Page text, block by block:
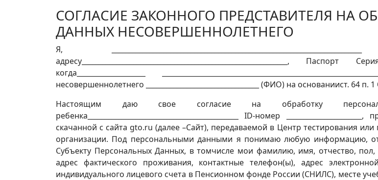
СОГЛАСИЕ ЗАКОННОГО ПРЕДСТАВИТЕЛЯ НА
ДАННЫХ НЕСОВЕРШЕННОЛЕТНЕГО
Я,
адресу____________________________________________________________,
когда____________________
несовершеннолетнего _________________________________ (ФИО) на основаниист. 64
Настоящим даю свое согласие на обработку
ребенка____________________________________________ ID-номер
скачанной с сайта gto.ru (далее –Сайт), передаваемой в Центр тестирования
организации. Под персональными данными я понимаю любую информацию,
Субъекту Персональных Данных, в томчисле мои фамилию, имя, отчество, пол,
адрес фактического проживания, контактные телефон(ы), адрес
индивидуального лицевого счета в Пенсионном фонде России (СНИЛС), месте